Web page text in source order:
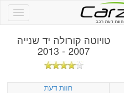
חוות דעת רכב
טויוטה קורולה יד שנייה
2007 - 2013
חוות דעת